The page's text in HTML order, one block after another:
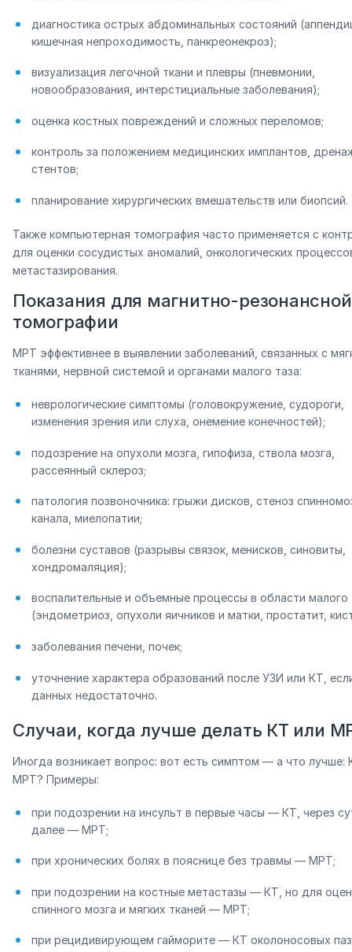
диагностика острых абдоминальных состояний
кишечная непроходимость, панкреонекроз);
визуализация легочной ткани и плевры (пневмонии,
новообразования, интерстициальные заболевания);
оценка костных повреждений и сложных переломов;
контроль за положением медицинских имплантов,
стентов;
планирование хирургических вмешательств или биопсий.
Также компьютерная томография часто применяется с
для оценки сосудистых аномалий, онкологических
метастазирования.
Показания для магнитно-резонансной
томографии
МРТ эффективнее в выявлении заболеваний, связанных с
тканями, нервной системой и органами малого таза:
неврологические симптомы (головокружение, судороги,
изменения зрения или слуха, онемение конечностей);
подозрение на опухоли мозга, гипофиза, ствола мозга,
рассеянный склероз;
патология позвоночника: грыжи дисков, стеноз
канала, миелопатии;
болезни суставов (разрывы связок, менисков, синовиты,
хондромаляция);
воспалительные и объемные процессы в области малого
(эндометриоз, опухоли яичников и матки, простатит,
заболевания печени, почек;
уточнение характера образований после УЗИ или КТ,
данных недостаточно.
Случаи, когда лучше делать КТ или
Иногда возникает вопрос: вот есть симптом — а что лучше:
МРТ? Примеры:
при подозрении на инсульт в первые часы — КТ, через
далее — МРТ;
при хронических болях в пояснице без травмы — МРТ;
при подозрении на костные метастазы — КТ, но для
спинного мозга и мягких тканей — МРТ;
при рецидивирующем гайморите — КТ околоносовых